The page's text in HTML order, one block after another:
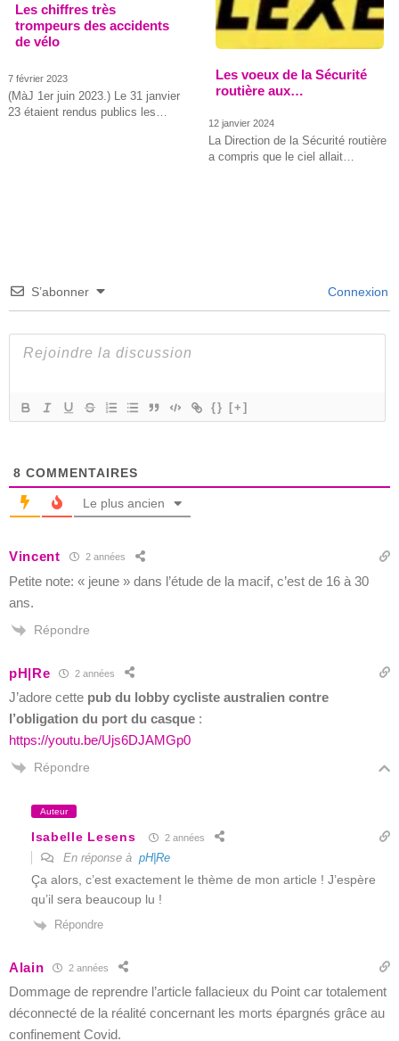
Les chiffres très
trompeurs des accidents
de vélo
7 février 2023
(MàJ 1er juin 2023.) Le 31 janvier
23 étaient rendus publics les…
Les voeux de la Sécurité
routière aux…
12 janvier 2024
La Direction de la Sécurité routière
a compris que le ciel allait…
S’abonner Connexion
{} [+]
8 COMMENTAIRES
Le plus ancien
Vincent 2 années
Petite note: « jeune » dans l’étude de la macif, c’est de 16 à 30
ans.
Répondre
pH|Re 2 années
J’adore cette pub du lobby cycliste australien contre
l’obligation du port du casque:
https://youtu.be/Ujs6DJAMGp0
Répondre
Auteur
Isabelle Lesens 2 années
En réponse à pH|Re
Ça alors, c’est exactement le thème de mon article ! J’espère
qu’il sera beaucoup lu !
Répondre
Alain 2 années
Dommage de reprendre l’article fallacieux du Point car totalement
déconnecté de la réalité concernant les morts épargnés grâce au
confinement Covid.